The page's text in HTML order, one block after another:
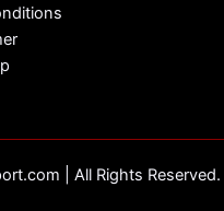
| All Rights Reserved.